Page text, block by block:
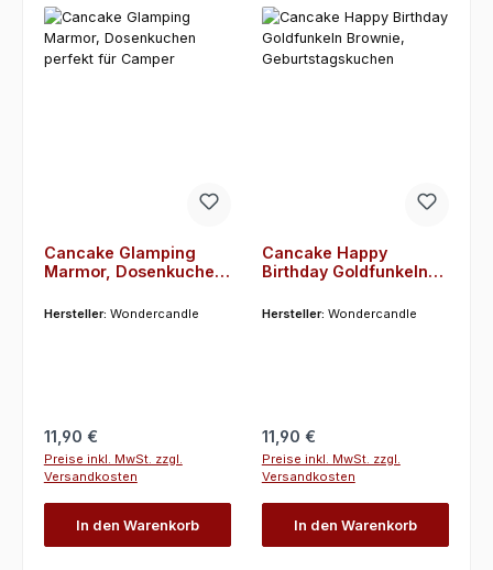
Cancake Glamping
Marmor, Dosenkuchen
Hersteller: Wondercandle
Regulärer Preis:
11,90 €
Preise inkl. MwSt. zzgl.
Versandkosten
In den Warenkorb
Cancake Happy
Birthday Goldfunkeln
Geburtstagskuchen
Hersteller: Wondercandle
Regulärer Preis:
11,90 €
Preise inkl. MwSt. zzgl.
Versandkosten
In den Warenkorb